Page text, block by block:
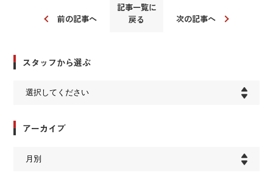
前の記事へ
記事一覧に
戻る
次の記事へ
スタッフから選ぶ
アーカイブ